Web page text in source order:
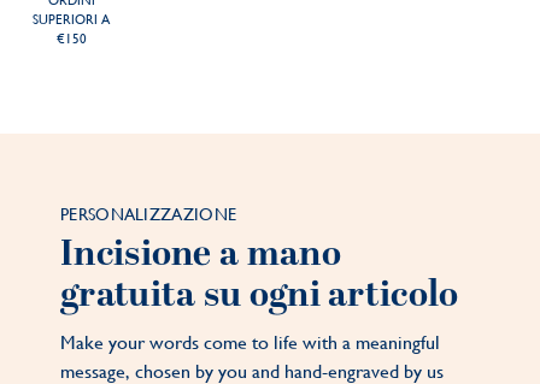
SUPERIORI A
€150
PERSONALIZZAZIONE
Incisione a mano
gratuita su ogni articolo
Make your words come to life with a meaningful
message, chosen by you and hand-engraved by us